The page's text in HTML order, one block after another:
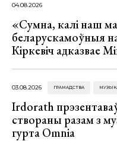
04.08.2026
«Сумна, калі наш
беларускамоўныя
Кіркевіч адказвае
03.08.2026 ГРАМАДСТВА
Irdorath
створаны разам з
гурта Omnia